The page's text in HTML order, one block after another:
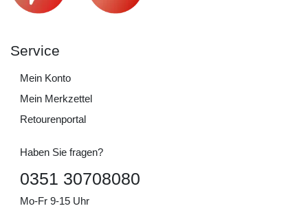
Service
Mein Konto
Mein Merkzettel
Retourenportal
Haben Sie fragen?
0351 30708080
Mo-Fr 9-15 Uhr